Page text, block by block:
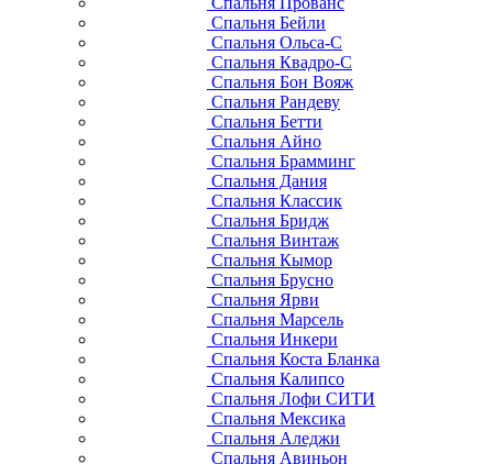
Спальня Бейли
Спальня Ольса-С
Спальня Квадро-С
Спальня Бон Вояж
Спальня Рандеву
Спальня Бетти
Спальня Айно
Спальня Брамминг
Спальня Дания
Спальня Классик
Спальня Бридж
Спальня Винтаж
Спальня Кымор
Спальня Брусно
Спальня Ярви
Спальня Марсель
Спальня Инкери
Спальня Коста Бланка
Спальня Калипсо
Спальня Лофи СИТИ
Спальня Мексика
Спальня Аледжи
Спальня Авиньон